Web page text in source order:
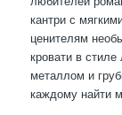
кантри с
ценителям
кровати в
металлом и
каждому найти